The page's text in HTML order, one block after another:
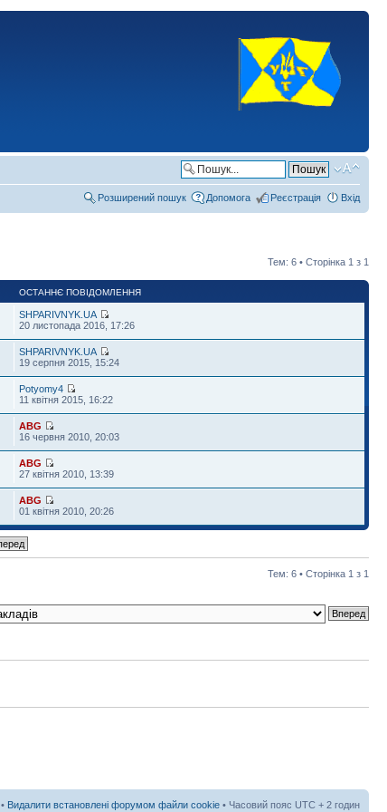
Розширений пошук Допомога Реєстрація Вхід
Тем: 6 • Сторінка 1 з 1
ОСТАННЄ ПОВІДОМЛЕННЯ
SHPARIVNYK.UA
20 листопада 2016, 17:26
SHPARIVNYK.UA
19 серпня 2015, 15:24
Potyomy4
11 квітня 2015, 16:22
ABG
16 червня 2010, 20:03
ABG
27 квітня 2010, 13:39
ABG
01 квітня 2010, 20:26
Тем: 6 • Сторінка 1 з 1
• Видалити встановлені форумом файли cookie • Часовий пояс UTC + 2 годин